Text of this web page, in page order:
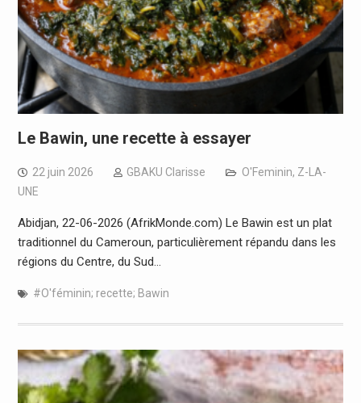
Le Bawin, une recette à essayer
22 juin 2026 GBAKU Clarisse O'Feminin, Z-LA-
UNE
Abidjan, 22-06-2026 (AfrikMonde.com) Le Bawin est un plat
traditionnel du Cameroun, particulièrement répandu dans les
régions du Centre, du Sud…
#O'féminin; recette; Bawin